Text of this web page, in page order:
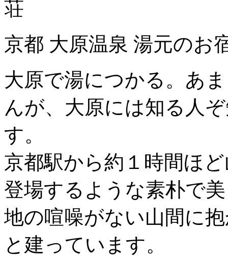
京都 大原温泉 湯元の
大原で湯につかる。あ
んが、大原には知る人
す。
京都駅から約１時間ほ
登場するような素朴で
地の喧噪がない山間に
と建っています。